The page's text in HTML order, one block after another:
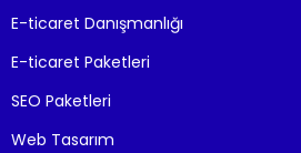
E-ticaret Danışmanlığı
E-ticaret Paketleri
SEO Paketleri
Web Tasarım